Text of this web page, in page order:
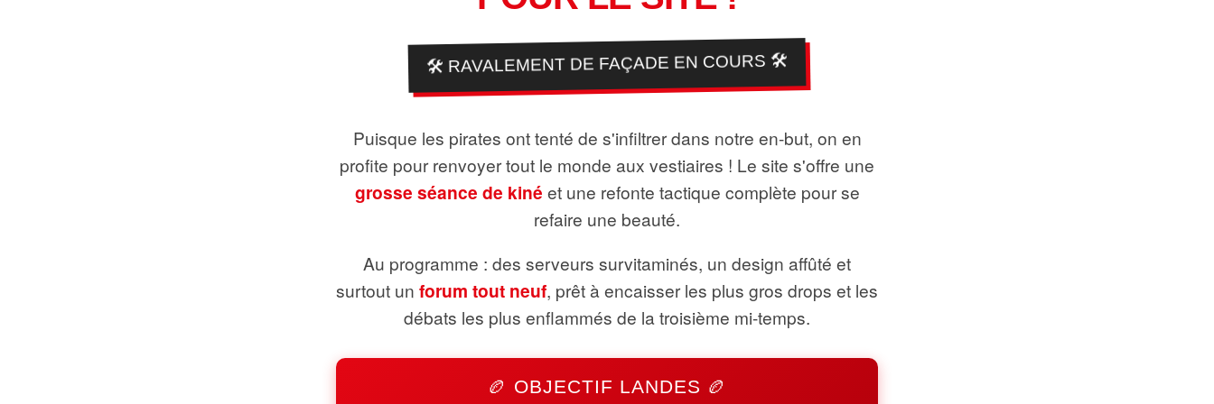
🛠️ RAVALEMENT DE FAÇADE EN COURS 🛠️
Puisque les pirates ont tenté de s'infiltrer dans notre en-but, on en
profite pour renvoyer tout le monde aux vestiaires ! Le site s'offre une
grosse séance de kiné et une refonte tactique complète pour se
refaire une beauté.
Au programme : des serveurs survitaminés, un design affûté et
surtout un forum tout neuf, prêt à encaisser les plus gros drops et les
débats les plus enflammés de la troisième mi-temps.
🏉 OBJECTIF LANDES 🏉